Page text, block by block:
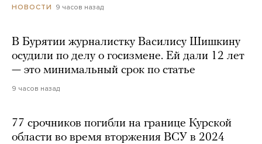
НОВОСТИ 9 часов назад
В Бурятии журналистку Василису Шишкину
осудили по делу о госизмене. Ей дали 12 лет
— это минимальный срок по статье
9 часов назад
77 срочников погибли на границе Курской
области во время вторжения ВСУ в 2024